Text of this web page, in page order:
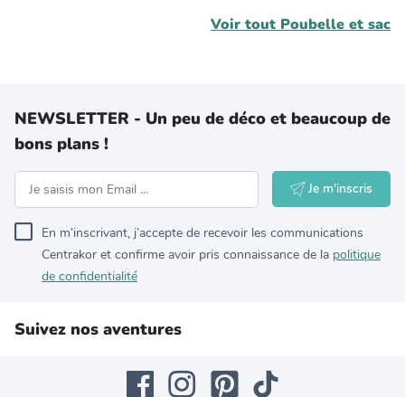
Voir tout Poubelle et sac
NEWSLETTER - Un peu de déco et beaucoup de
bons plans !
Je m'inscris
En m’inscrivant, j’accepte de recevoir les communications
Centrakor et confirme avoir pris connaissance de la politique
de confidentialité
Suivez nos aventures